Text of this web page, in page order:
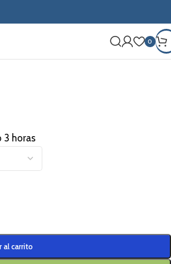
0
horas
al carrito